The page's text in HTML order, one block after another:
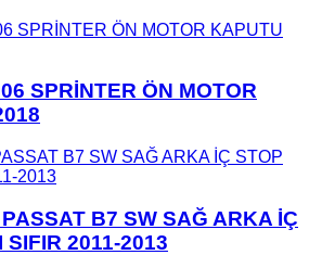
SPRİNTER ÖN MOTOR
B7 SW SAĞ ARKA İÇ
2011-2013